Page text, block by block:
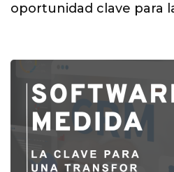
oportunidad clave para